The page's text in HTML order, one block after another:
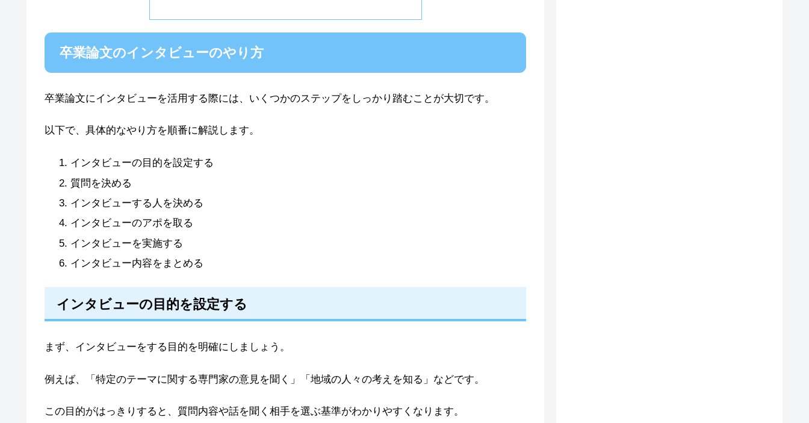
卒業論文のインタビューのやり方
卒業論文にインタビューを活用する際には、いくつかのステップをしっかり踏むことが大切です。
以下で、具体的なやり方を順番に解説します。
インタビューの目的を設定する
質問を決める
インタビューする人を決める
インタビューのアポを取る
インタビューを実施する
インタビュー内容をまとめる
インタビューの目的を設定する
まず、インタビューをする目的を明確にしましょう。
例えば、「特定のテーマに関する専門家の意見を聞く」「地域の人々の考えを知る」などです。
この目的がはっきりすると、質問内容や話を聞く相手を選ぶ基準がわかりやすくなります。